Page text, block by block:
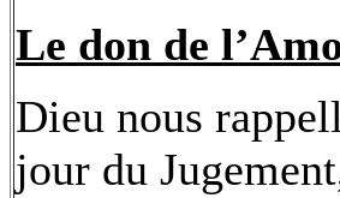
Le don de
Dieu nous
jour du